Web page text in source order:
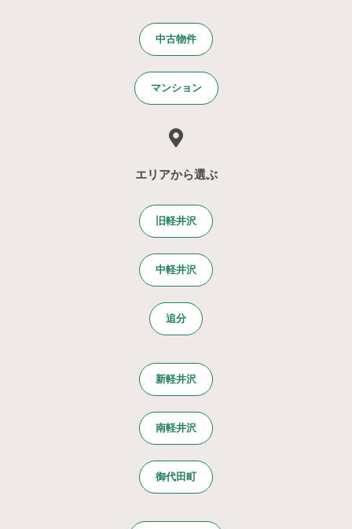
中古物件
マンション
エリアから選ぶ
旧軽井沢
中軽井沢
追分
新軽井沢
南軽井沢
御代田町